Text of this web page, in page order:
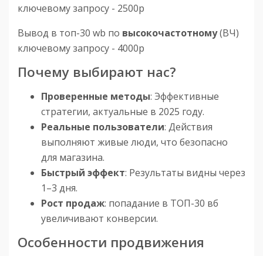
ключевому запросу - 2500р
Вывод в топ-30 wb по высокочастотному(ВЧ)
ключевому запросу - 4000р
Почему выбирают нас?
Проверенные методы: Эффективные
стратегии, актуальные в 2025 году.
Реальные пользователи: Действия
выполняют живые люди, что безопасно
для магазина.
Быстрый эффект: Результаты видны через
1–3 дня.
Рост продаж: попадание в ТОП-30 вб
увеличивают конверсии.
Особенности продвижения